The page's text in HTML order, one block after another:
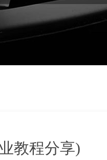
教程分享)